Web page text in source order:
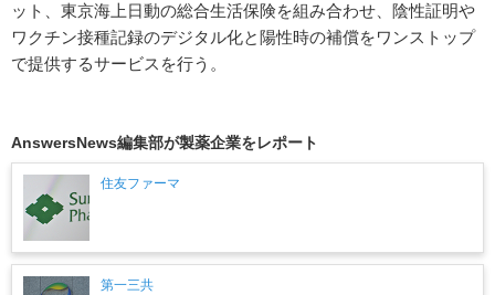
ット、東京海上日動の総合生活保険を組み合わせ、陰性証明や
ワクチン接種記録のデジタル化と陽性時の補償をワンストップ
で提供するサービスを行う。
AnswersNews編集部が製薬企業をレポート
住友ファーマ
第一三共